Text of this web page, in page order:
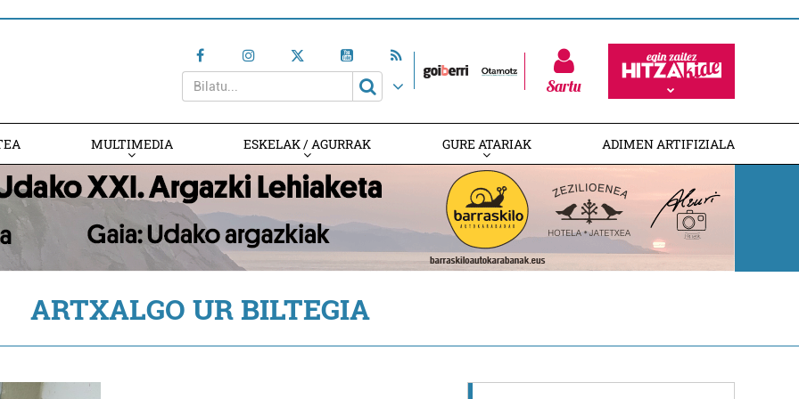
Sartu
MULTIMEDIA ESKELAK / AGURRAK GURE ATARIAK ADIMEN ARTIFIZIALA
ARTXALGO UR BILTEGIA